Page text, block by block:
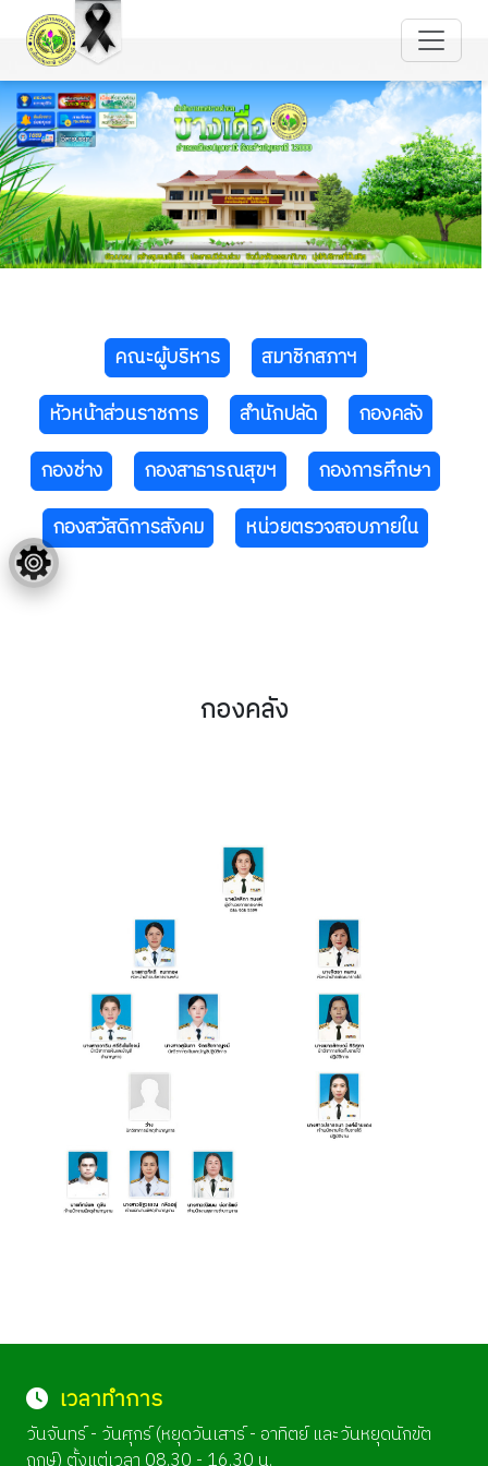
คณะผู้บริหาร
สมาชิกสภาฯ
หัวหน้าส่วนราชการ
สำนักปลัด
กองคลัง
กองช่าง
กองสาธารณสุขฯ
กองการศึกษา
กองสวัสดิการสังคม
หน่วยตรวจสอบภายใน
กองคลัง
เวลาทำการ
วันจันทร์ - วันศุกร์ (หยุดวันเสาร์ - อาทิตย์ และวันหยุดนักขัต